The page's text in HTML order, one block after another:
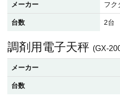
メーカー フク
台数 2台
調剤用電子天秤 (GX-
メーカー
台数